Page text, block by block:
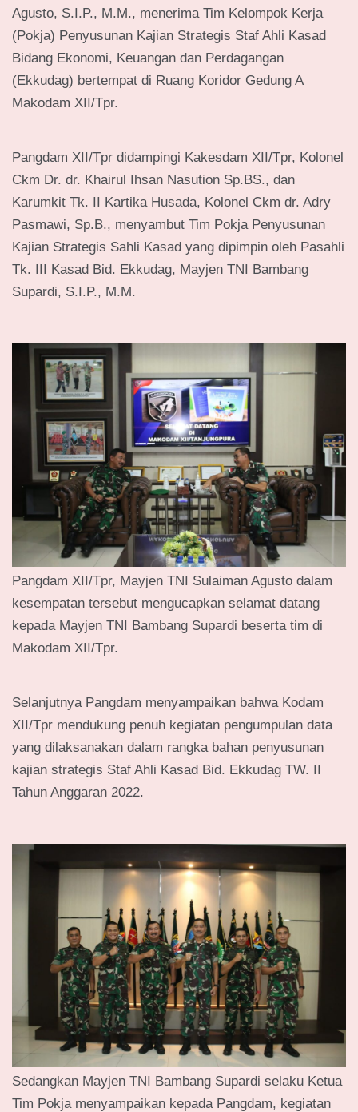
Agusto, S.I.P., M.M., menerima Tim Kelompok Kerja
(Pokja) Penyusunan Kajian Strategis Staf Ahli Kasad
Bidang Ekonomi, Keuangan dan Perdagangan
(Ekkudag) bertempat di Ruang Koridor Gedung A
Makodam XII/Tpr.
Pangdam XII/Tpr didampingi Kakesdam XII/Tpr, Kolonel
Ckm Dr. dr. Khairul Ihsan Nasution Sp.BS., dan
Karumkit Tk. II Kartika Husada, Kolonel Ckm dr. Adry
Pasmawi, Sp.B., menyambut Tim Pokja Penyusunan
Kajian Strategis Sahli Kasad yang dipimpin oleh Pasahli
Tk. III Kasad Bid. Ekkudag, Mayjen TNI Bambang
Supardi, S.I.P., M.M.
Pangdam XII/Tpr, Mayjen TNI Sulaiman Agusto dalam
kesempatan tersebut mengucapkan selamat datang
kepada Mayjen TNI Bambang Supardi beserta tim di
Makodam XII/Tpr.
Selanjutnya Pangdam menyampaikan bahwa Kodam
XII/Tpr mendukung penuh kegiatan pengumpulan data
yang dilaksanakan dalam rangka bahan penyusunan
kajian strategis Staf Ahli Kasad Bid. Ekkudag TW. II
Tahun Anggaran 2022.
Sedangkan Mayjen TNI Bambang Supardi selaku Ketua
Tim Pokja menyampaikan kepada Pangdam, kegiatan